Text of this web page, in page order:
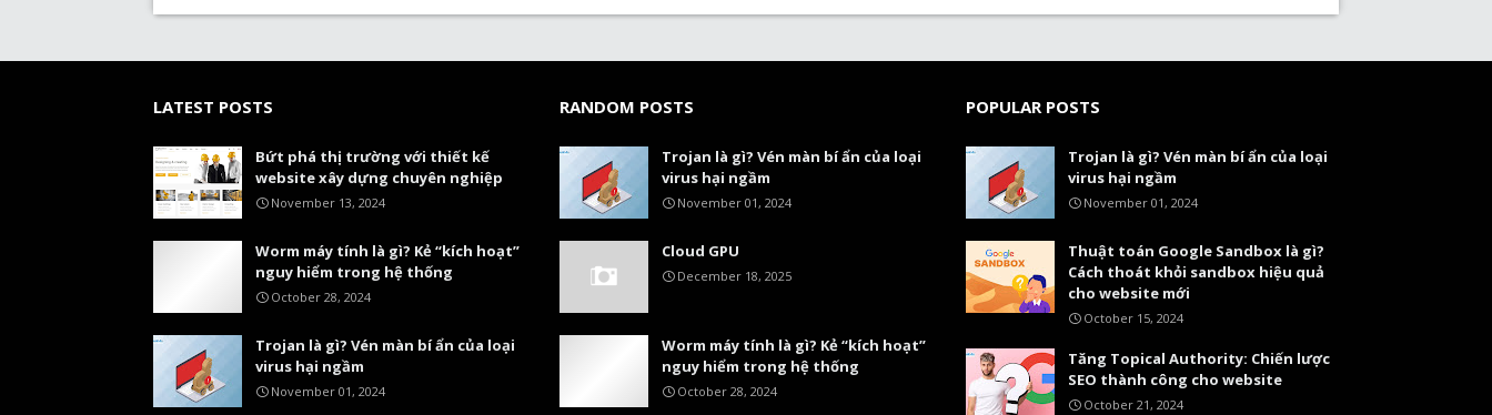
LATEST POSTS
Bứt phá thị trường với thiết kế
website xây dựng chuyên nghiệp
November 13, 2024
Worm máy tính là gì? Kẻ “kích hoạt”
nguy hiểm trong hệ thống
October 28, 2024
Trojan là gì? Vén màn bí ẩn của loại
virus hại ngầm
November 01, 2024
RANDOM POSTS
Trojan là gì? Vén màn bí ẩn của loại
virus hại ngầm
November 01, 2024
Cloud GPU
December 18, 2025
Worm máy tính là gì? Kẻ “kích hoạt”
nguy hiểm trong hệ thống
October 28, 2024
POPULAR POSTS
Trojan là gì? Vén màn bí ẩn của loại
virus hại ngầm
November 01, 2024
Thuật toán Google Sandbox là gì?
Cách thoát khỏi sandbox hiệu quả
cho website mới
October 15, 2024
Tăng Topical Authority: Chiến lược
SEO thành công cho website
October 21, 2024